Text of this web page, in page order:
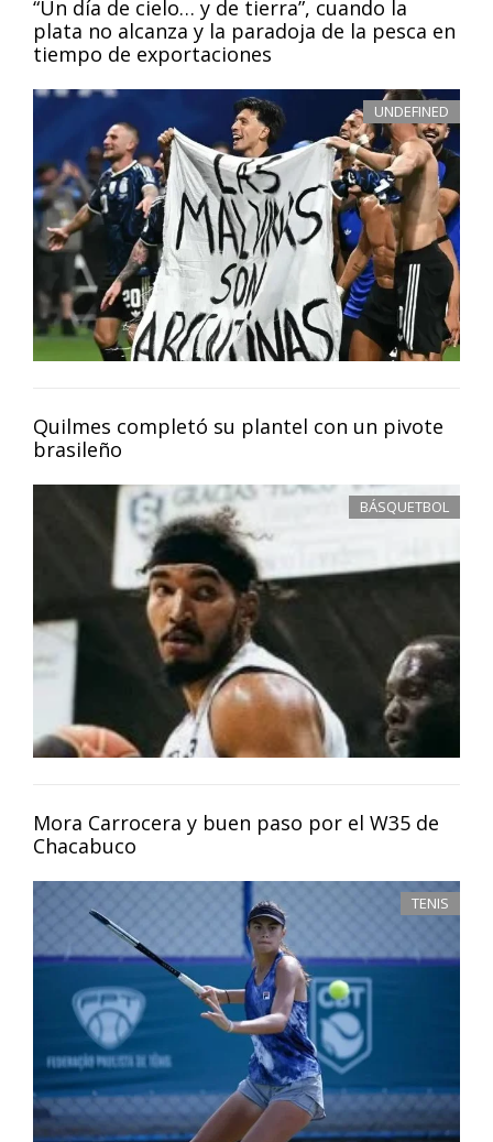
“Un día de cielo… y de tierra”, cuando la
plata no alcanza y la paradoja de la pesca en
tiempo de exportaciones
UNDEFINED
Quilmes completó su plantel con un pivote
brasileño
BÁSQUETBOL
Mora Carrocera y buen paso por el W35 de
Chacabuco
TENIS